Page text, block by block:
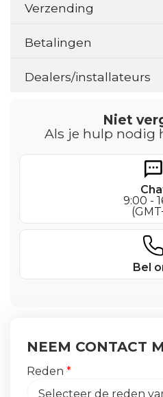
Verzending
Betalingen
Dealers/installateurs
Niet
Als je hulp nodig
9:00 -
Bel
NEEM CONTACT
Reden *